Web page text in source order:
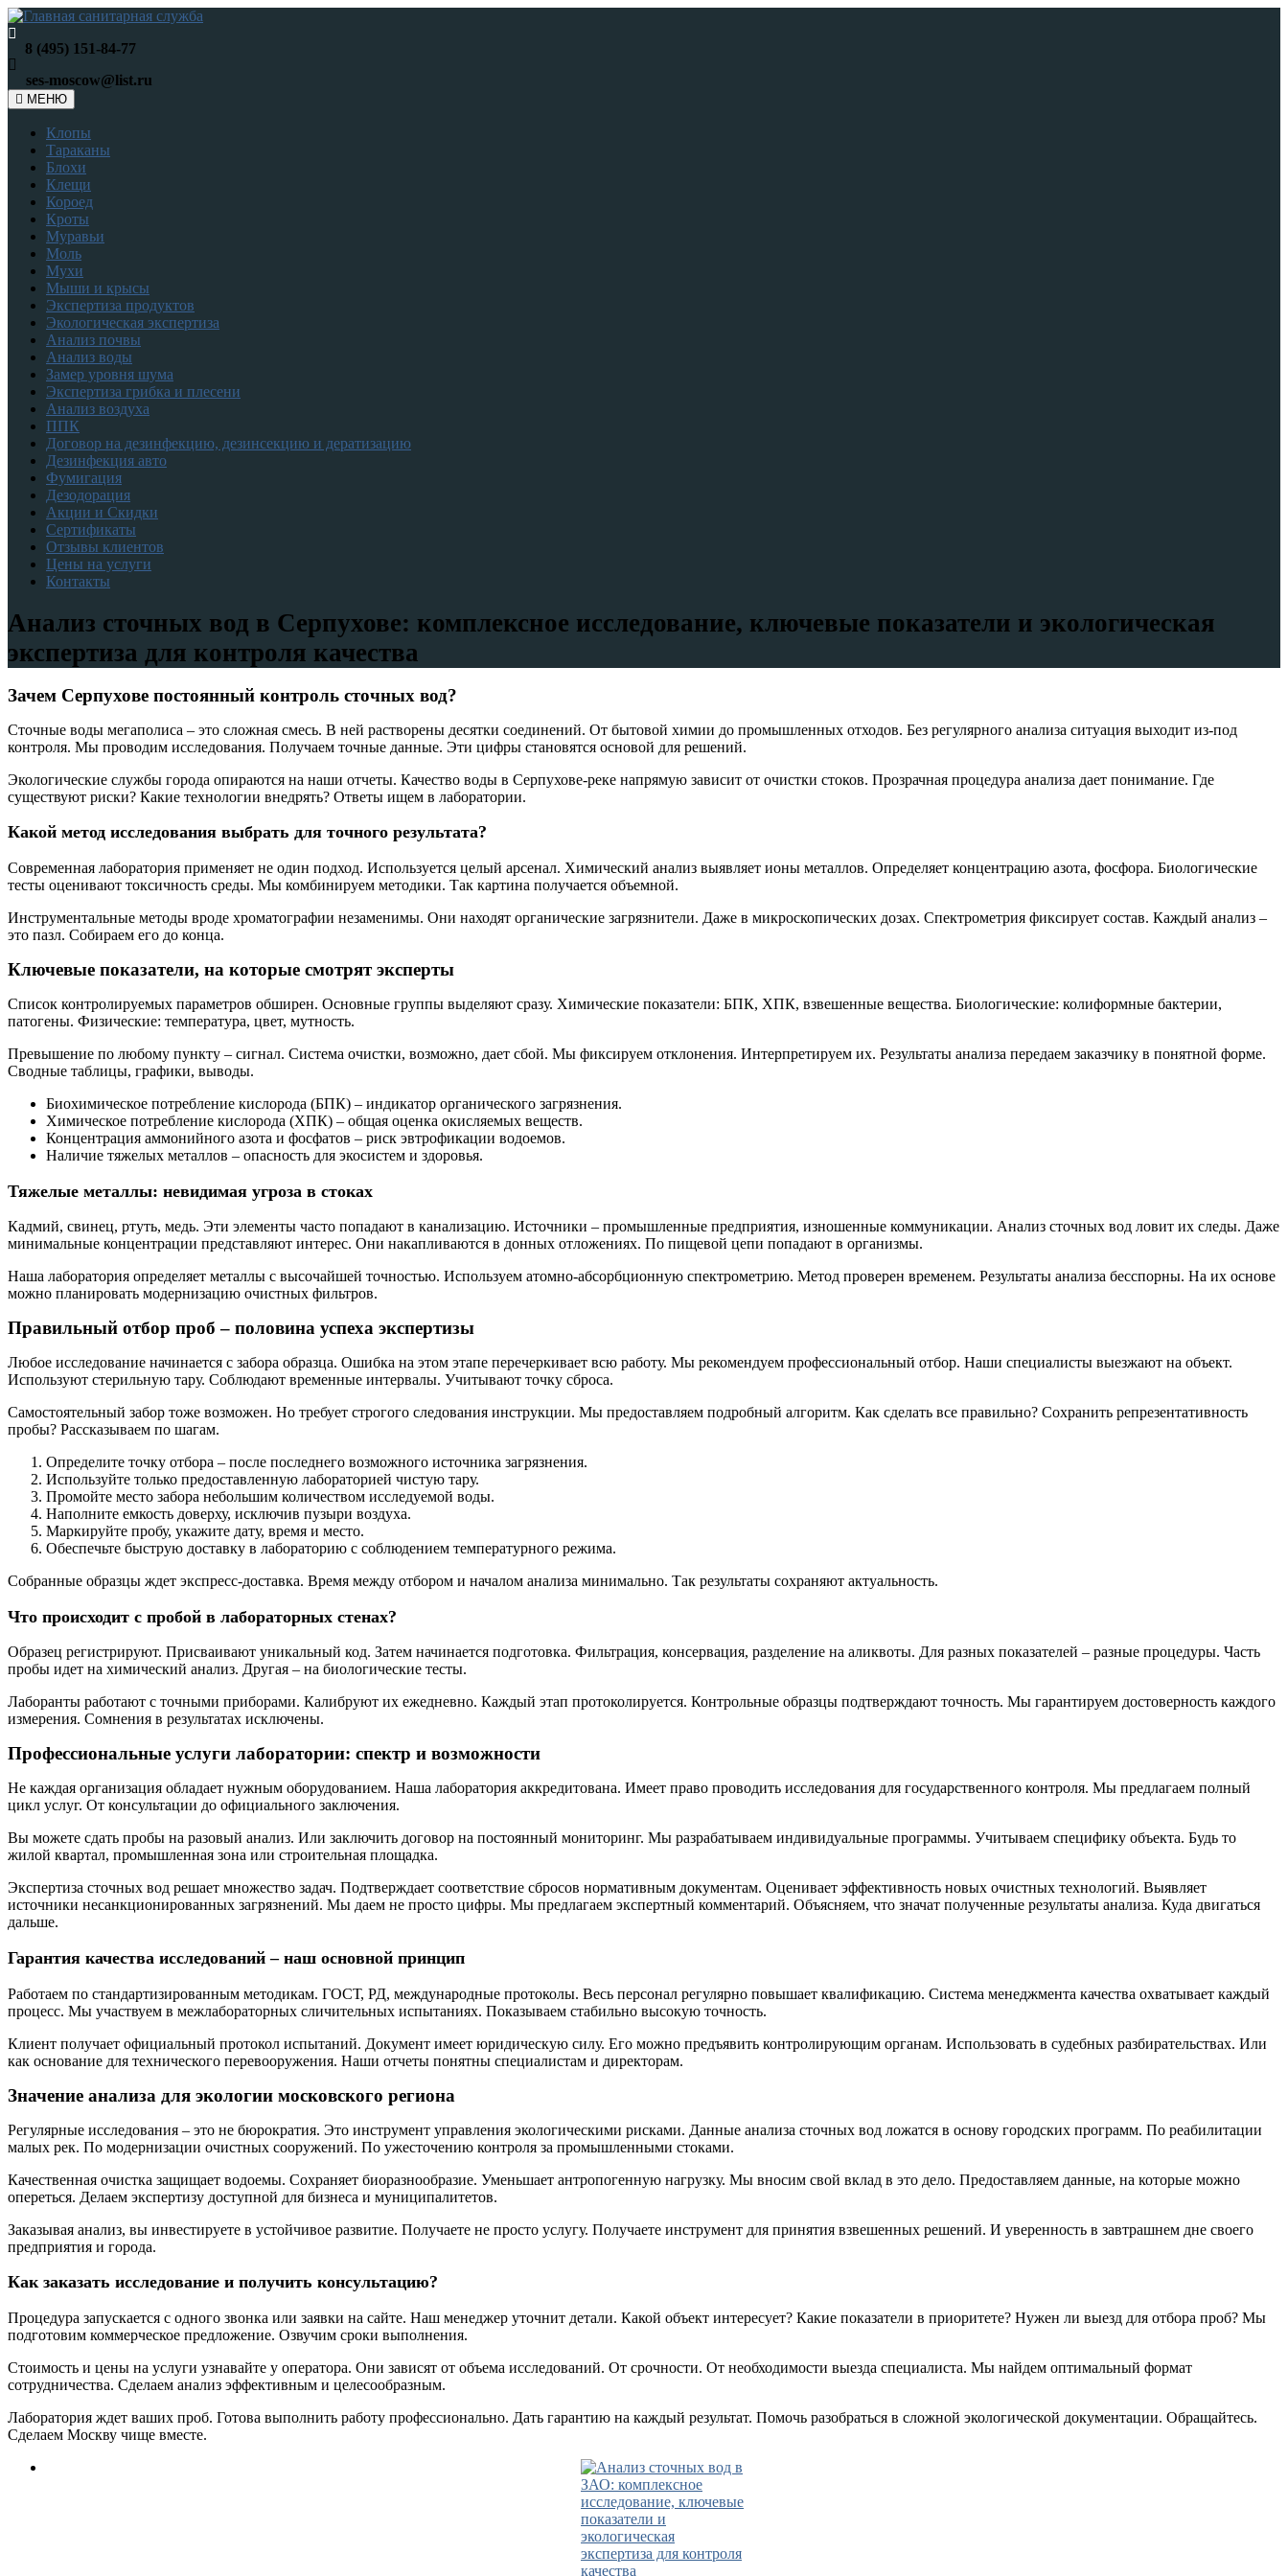
8 (495) 151-84-77
ses-moscow@list.ru
МЕНЮ
Клопы
Тараканы
Блохи
Клещи
Короед
Кроты
Муравьи
Моль
Мухи
Мыши и крысы
Экспертиза продуктов
Экологическая экспертиза
Анализ почвы
Анализ воды
Замер уровня шума
Экспертиза грибка и плесени
Анализ воздуха
ППК
Договор на дезинфекцию, дезинсекцию и дератизацию
Дезинфекция авто
Фумигация
Дезодорация
Акции и Скидки
Сертификаты
Отзывы клиентов
Цены на услуги
Контакты
Анализ сточных вод в Серпухове: комплексное исследование, ключевые показатели и экологическая
экспертиза для контроля качества
Зачем Серпухове постоянный контроль сточных вод?
Сточные воды мегаполиса – это сложная смесь. В ней растворены десятки соединений. От бытовой химии до промышленных отходов. Без регулярного анализа ситуация выходит из-под
контроля. Мы проводим исследования. Получаем точные данные. Эти цифры становятся основой для решений.
Экологические службы города опираются на наши отчеты. Качество воды в Серпухове-реке напрямую зависит от очистки стоков. Прозрачная процедура анализа дает понимание. Где
существуют риски? Какие технологии внедрять? Ответы ищем в лаборатории.
Какой метод исследования выбрать для точного результата?
Современная лаборатория применяет не один подход. Используется целый арсенал. Химический анализ выявляет ионы металлов. Определяет концентрацию азота, фосфора. Биологические
тесты оценивают токсичность среды. Мы комбинируем методики. Так картина получается объемной.
Инструментальные методы вроде хроматографии незаменимы. Они находят органические загрязнители. Даже в микроскопических дозах. Спектрометрия фиксирует состав. Каждый анализ –
это пазл. Собираем его до конца.
Ключевые показатели, на которые смотрят эксперты
Список контролируемых параметров обширен. Основные группы выделяют сразу. Химические показатели: БПК, ХПК, взвешенные вещества. Биологические: колиформные бактерии,
патогены. Физические: температура, цвет, мутность.
Превышение по любому пункту – сигнал. Система очистки, возможно, дает сбой. Мы фиксируем отклонения. Интерпретируем их. Результаты анализа передаем заказчику в понятной форме.
Сводные таблицы, графики, выводы.
Биохимическое потребление кислорода (БПК) – индикатор органического загрязнения.
Химическое потребление кислорода (ХПК) – общая оценка окисляемых веществ.
Концентрация аммонийного азота и фосфатов – риск эвтрофикации водоемов.
Наличие тяжелых металлов – опасность для экосистем и здоровья.
Тяжелые металлы: невидимая угроза в стоках
Кадмий, свинец, ртуть, медь. Эти элементы часто попадают в канализацию. Источники – промышленные предприятия, изношенные коммуникации. Анализ сточных вод ловит их следы. Даже
минимальные концентрации представляют интерес. Они накапливаются в донных отложениях. По пищевой цепи попадают в организмы.
Наша лаборатория определяет металлы с высочайшей точностью. Используем атомно-абсорбционную спектрометрию. Метод проверен временем. Результаты анализа бесспорны. На их основе
можно планировать модернизацию очистных фильтров.
Правильный отбор проб – половина успеха экспертизы
Любое исследование начинается с забора образца. Ошибка на этом этапе перечеркивает всю работу. Мы рекомендуем профессиональный отбор. Наши специалисты выезжают на объект.
Используют стерильную тару. Соблюдают временные интервалы. Учитывают точку сброса.
Самостоятельный забор тоже возможен. Но требует строгого следования инструкции. Мы предоставляем подробный алгоритм. Как сделать все правильно? Сохранить репрезентативность
пробы? Рассказываем по шагам.
Определите точку отбора – после последнего возможного источника загрязнения.
Используйте только предоставленную лабораторией чистую тару.
Промойте место забора небольшим количеством исследуемой воды.
Наполните емкость доверху, исключив пузыри воздуха.
Маркируйте пробу, укажите дату, время и место.
Обеспечьте быструю доставку в лабораторию с соблюдением температурного режима.
Собранные образцы ждет экспресс-доставка. Время между отбором и началом анализа минимально. Так результаты сохраняют актуальность.
Что происходит с пробой в лабораторных стенах?
Образец регистрируют. Присваивают уникальный код. Затем начинается подготовка. Фильтрация, консервация, разделение на аликвоты. Для разных показателей – разные процедуры. Часть
пробы идет на химический анализ. Другая – на биологические тесты.
Лаборанты работают с точными приборами. Калибруют их ежедневно. Каждый этап протоколируется. Контрольные образцы подтверждают точность. Мы гарантируем достоверность каждого
измерения. Сомнения в результатах исключены.
Профессиональные услуги лаборатории: спектр и возможности
Не каждая организация обладает нужным оборудованием. Наша лаборатория аккредитована. Имеет право проводить исследования для государственного контроля. Мы предлагаем полный
цикл услуг. От консультации до официального заключения.
Вы можете сдать пробы на разовый анализ. Или заключить договор на постоянный мониторинг. Мы разрабатываем индивидуальные программы. Учитываем специфику объекта. Будь то
жилой квартал, промышленная зона или строительная площадка.
Экспертиза сточных вод решает множество задач. Подтверждает соответствие сбросов нормативным документам. Оценивает эффективность новых очистных технологий. Выявляет
источники несанкционированных загрязнений. Мы даем не просто цифры. Мы предлагаем экспертный комментарий. Объясняем, что значат полученные результаты анализа. Куда двигаться
дальше.
Гарантия качества исследований – наш основной принцип
Работаем по стандартизированным методикам. ГОСТ, РД, международные протоколы. Весь персонал регулярно повышает квалификацию. Система менеджмента качества охватывает каждый
процесс. Мы участвуем в межлабораторных сличительных испытаниях. Показываем стабильно высокую точность.
Клиент получает официальный протокол испытаний. Документ имеет юридическую силу. Его можно предъявить контролирующим органам. Использовать в судебных разбирательствах. Или
как основание для технического перевооружения. Наши отчеты понятны специалистам и директорам.
Значение анализа для экологии московского региона
Регулярные исследования – это не бюрократия. Это инструмент управления экологическими рисками. Данные анализа сточных вод ложатся в основу городских программ. По реабилитации
малых рек. По модернизации очистных сооружений. По ужесточению контроля за промышленными стоками.
Качественная очистка защищает водоемы. Сохраняет биоразнообразие. Уменьшает антропогенную нагрузку. Мы вносим свой вклад в это дело. Предоставляем данные, на которые можно
опереться. Делаем экспертизу доступной для бизнеса и муниципалитетов.
Заказывая анализ, вы инвестируете в устойчивое развитие. Получаете не просто услугу. Получаете инструмент для принятия взвешенных решений. И уверенность в завтрашнем дне своего
предприятия и города.
Как заказать исследование и получить консультацию?
Процедура запускается с одного звонка или заявки на сайте. Наш менеджер уточнит детали. Какой объект интересует? Какие показатели в приоритете? Нужен ли выезд для отбора проб? Мы
подготовим коммерческое предложение. Озвучим сроки выполнения.
Стоимость и цены на услуги узнавайте у оператора. Они зависят от объема исследований. От срочности. От необходимости выезда специалиста. Мы найдем оптимальный формат
сотрудничества. Сделаем анализ эффективным и целесообразным.
Лаборатория ждет ваших проб. Готова выполнить работу профессионально. Дать гарантию на каждый результат. Помочь разобраться в сложной экологической документации. Обращайтесь.
Сделаем Москву чище вместе.